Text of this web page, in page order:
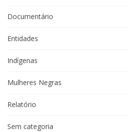
Documentário
Entidades
Indígenas
Mulheres Negras
Relatório
Sem categoria